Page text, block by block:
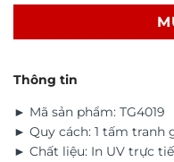
Thông tin
► Mã sản phẩm: TG4019
► Quy cách: 1 tấm tranh
► Chất liệu: In UV trực